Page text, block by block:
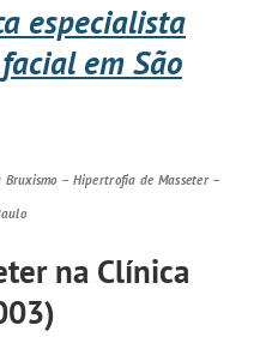
especialista
em São
– Hipertrofia de Masseter –
na Clínica